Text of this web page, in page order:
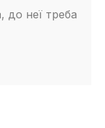
до неї треба